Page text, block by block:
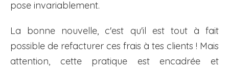
pose invariablement.
La bonne nouvelle, c'est qu'il est tout à fait
possible de refacturer ces frais à tes clients ! Mais
attention, cette pratique est encadrée et